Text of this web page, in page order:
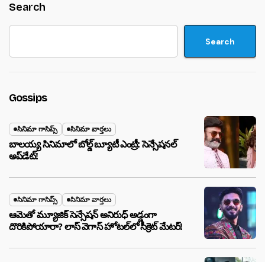
Search
Search
Gossips
సినిమా గాసిప్స్ సినిమా వార్తలు
బాలయ్య సినిమాలో బోల్డ్ బ్యూటీ ఎంట్రీ: సెన్సేషనల్
అప్‌డేట్!
సినిమా గాసిప్స్ సినిమా వార్తలు
ఆమెతో మ్యూజిక్ సెన్సేషన్ అనిరుధ్ అడ్డంగా
దొరికిపోయారా? లాస్ వెగాస్ హోటల్‌లో సీక్రెట్ మేటర్!